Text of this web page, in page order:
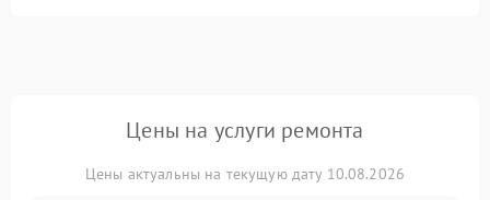
Цены на услуги ремонта
Цены актуальны на текущую дату 10.08.2026